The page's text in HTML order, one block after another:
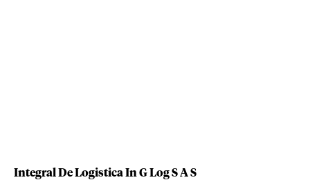
Integral De Logistica In G Log S A S